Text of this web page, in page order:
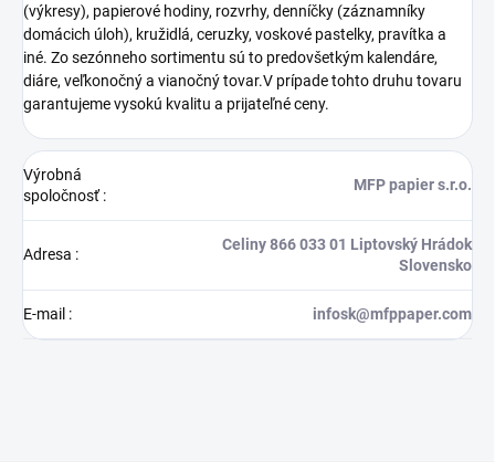
(výkresy), papierové hodiny, rozvrhy, denníčky (záznamníky
domácich úloh), kružidlá, ceruzky, voskové pastelky, pravítka a
iné. Zo sezónneho sortimentu sú to predovšetkým kalendáre,
diáre, veľkonočný a vianočný tovar.V prípade tohto druhu tovaru
garantujeme vysokú kvalitu a prijateľné ceny.
Výrobná
spoločnosť:
MFP papier s.r.o.
Adresa :
Celiny 866 033 01 Liptovský Hrádok
Slovensko
E-mail : infosk@mfppaper.com